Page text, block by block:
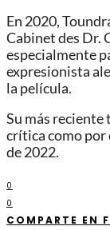
En 2020,
Cabinet des Dr.
especialmente
expresionista
la película.
Su más reciente
crítica como por
de 2022.
0
0
COMPARTE EN